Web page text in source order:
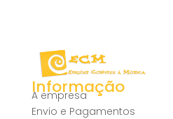
Informação
A empresa
Envio e Pagamentos